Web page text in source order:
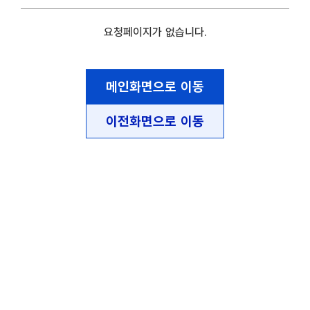
요청페이지가 없습니다.
메인화면으로 이동
이전화면으로 이동